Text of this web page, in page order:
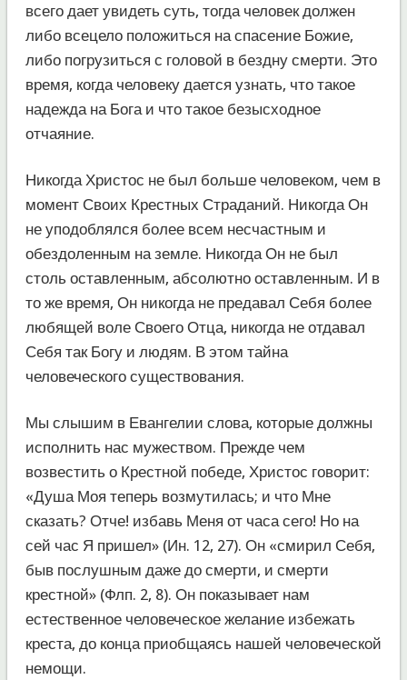
всего дает увидеть суть, тогда человек должен
либо всецело положиться на спасение Божие,
либо погрузиться с головой в бездну смерти. Это
время, когда человеку дается узнать, что такое
надежда на Бога и что такое безысходное
отчаяние.
Никогда Христос не был больше человеком, чем в
момент Своих Крестных Страданий. Никогда Он
не уподоблялся более всем несчастным и
обездоленным на земле. Никогда Он не был
столь оставленным, абсолютно оставленным. И в
то же время, Он никогда не предавал Себя более
любящей воле Своего Отца, никогда не отдавал
Себя так Богу и людям. В этом тайна
человеческого существования.
Мы слышим в Евангелии слова, которые должны
исполнить нас мужеством. Прежде чем
возвестить о Крестной победе, Христос говорит:
«Душа Моя теперь возмутилась; и что Мне
сказать? Отче! избавь Меня от часа сего! Но на
сей час Я пришел» (Ин. 12, 27). Он «смирил Себя,
быв послушным даже до смерти, и смерти
крестной» (Флп. 2, 8). Он показывает нам
естественное человеческое желание избежать
креста, до конца приобщаясь нашей человеческой
немощи.